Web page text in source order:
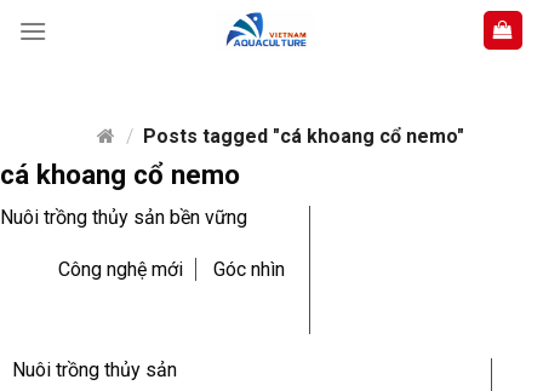
/ Posts tagged "cá khoang cổ nemo"
cá khoang cổ nemo
Nuôi trồng thủy sản bền vững
Công nghệ mới Góc nhìn
Nuôi trồng thủy sản